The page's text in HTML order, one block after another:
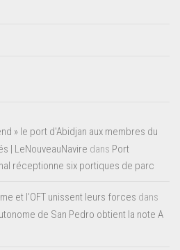
» le port d'Abidjan aux membres du
| LeNouveauNavire dans Port
réceptionne six portiques de parc
et l’OFT unissent leurs forces dans
de San Pedro obtient la note A